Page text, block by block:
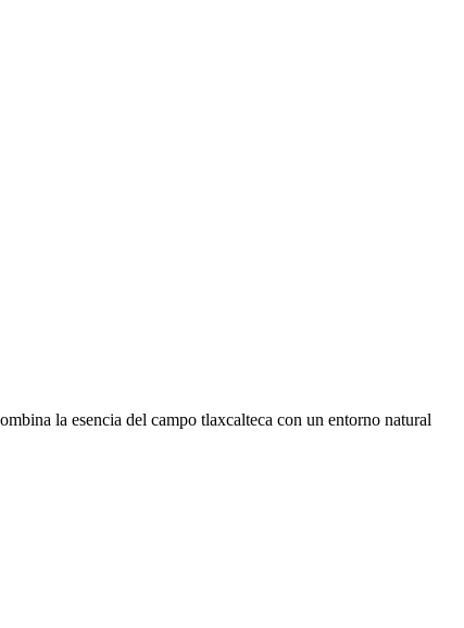
la esencia del campo tlaxcalteca con un entorno natural